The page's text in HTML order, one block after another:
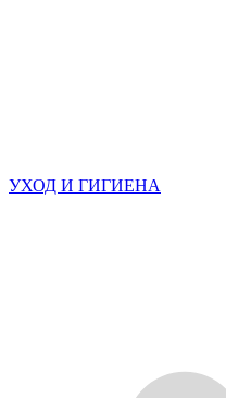
УХОД И ГИГИЕНА